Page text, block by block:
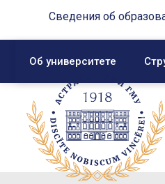
Сведения об
Об университете